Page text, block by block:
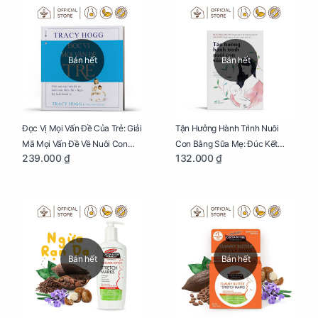
Bán hết
Đọc Vị Mọi Vấn Đề Của Trẻ: Giải
Mã Mọi Vấn Đề Về Nuôi Con
Nhỏ (Ăn, Ngủ, Kỷ Luật Hành Vi),
239.000 ₫
Bán hết
Tận Hưởng Hành Trình Nuôi
Con Bằng Sữa Mẹ: Đúc Kết
Những Kiến Thức Quý Báu Về
Mình Trong Hành Trình Nuôi
132.000 ₫
Bán hết Bán hết